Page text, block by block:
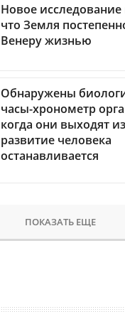
Новое исследование
что Земля
Венеру жизнью
Обнаружены
часы-хронометр
когда они выходят
развитие человека
останавливается
ПОКАЗАТЬ ЕЩЕ